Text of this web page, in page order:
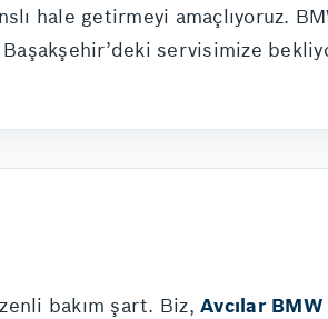
hale getirmeyi amaçlıyoruz.
servisimize
bakım şart. Biz, Avcılar